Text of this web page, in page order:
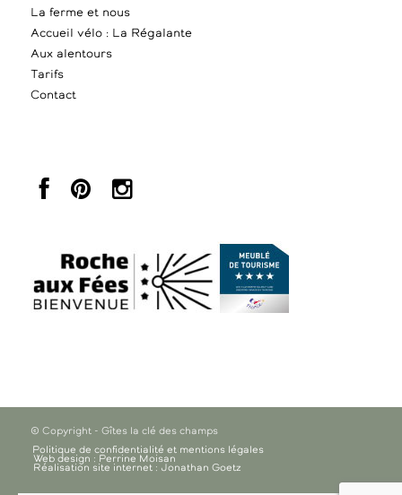
La ferme et nous
Accueil vélo : La Régalante
Aux alentours
Tarifs
Contact
© Copyright - Gîtes la clé des champs
Politique de confidentialité et mentions légales
Web design : Perrine Moisan
Réalisation site internet : Jonathan Goetz